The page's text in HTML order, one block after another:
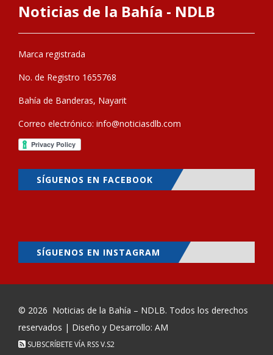
Noticias de la Bahía - NDLB
Marca registrada
No. de Registro 1655768
Bahía de Banderas, Nayarit
Correo electrónico: info@noticiasdlb.com
SÍGUENOS EN FACEBOOK
SÍGUENOS EN INSTAGRAM
© 2026 Noticias de la Bahía – NDLB. Todos los derechos
reservados | Diseño y Desarrollo: AM
SUBSCRÍBETE VÍA RSSV.S2